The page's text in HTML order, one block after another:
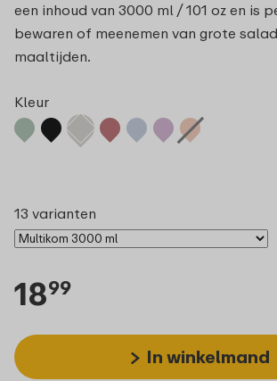
een inhoud van 3000 ml / 101 oz en is
bewaren of meenemen van grote
maaltijden.
Kleur
13 varianten
1899
In winkelmand